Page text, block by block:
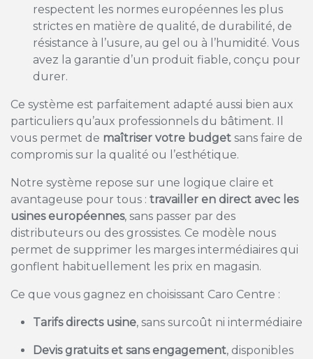
respectent les normes européennes les plus
strictes en matière de qualité, de durabilité, de
résistance à l’usure, au gel ou à l’humidité. Vous
avez la garantie d’un produit fiable, conçu pour
durer.
Ce système est parfaitement adapté aussi bien aux
particuliers qu’aux professionnels du bâtiment. Il
vous permet de maîtriser votre budget sans faire de
compromis sur la qualité ou l’esthétique.
Notre système repose sur une logique claire et
avantageuse pour tous : travailler en direct avec les
usines européennes, sans passer par des
distributeurs ou des grossistes. Ce modèle nous
permet de supprimer les marges intermédiaires qui
gonflent habituellement les prix en magasin.
Ce que vous gagnez en choisissant Caro Centre :
Tarifs directs usine, sans surcoût ni intermédiaire
Devis gratuits et sans engagement, disponibles